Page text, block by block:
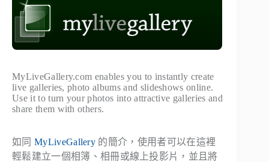
MyLiveGallery.com enables you to instantly create
live galleries, photo albums and slideshows online.
Use it to turn your photos into attractive galleries and
share them with others.
如同 MyLiveGallery 的簡介，使用者可以在這裡
輕鬆建立一個相簿、相冊或線上投影片，並且將